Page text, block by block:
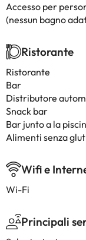
Accesso per
(nessun bagno
Ristorante
Ristorante
Bar
Distributore
Snack bar
Bar junto a la
Alimenti senza
Wifi e
Wi-Fi
Principali